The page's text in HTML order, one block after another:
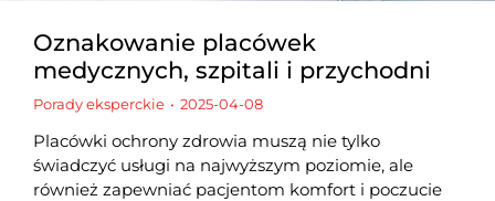
Oznakowanie placówek
medycznych, szpitali i przychodni
Porady eksperckie 2025-04-08
Placówki ochrony zdrowia muszą nie tylko
świadczyć usługi na najwyższym poziomie, ale
również zapewniać pacjentom komfort i poczucie